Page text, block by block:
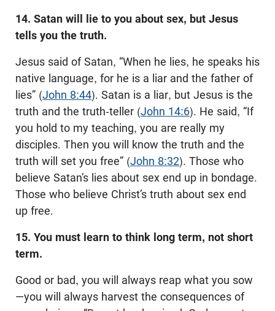
14. Satan will lie to you about sex, but Jesus
tells you the truth.
Jesus said of Satan, “When he lies, he speaks his
native language, for he is a liar and the father of
lies” (John 8:44). Satan is a liar, but Jesus is the
truth and the truth-teller (John 14:6). He said, “If
you hold to my teaching, you are really my
disciples. Then you will know the truth and the
truth will set you free” (John 8:32). Those who
believe Satan’s lies about sex end up in bondage.
Those who believe Christ’s truth about sex end
up free.
15. You must learn to think long term, not short
term.
Good or bad, you will always reap what you sow
—you will always harvest the consequences of